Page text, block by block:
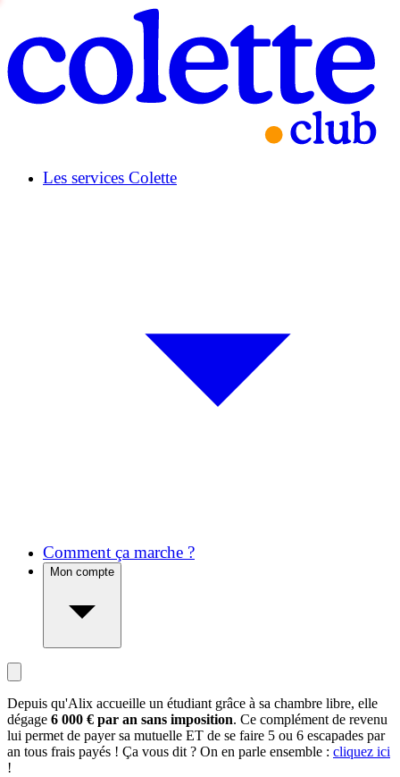
Les services Colette
Comment ça marche ?
Mon compte
Depuis qu'Alix accueille un étudiant grâce à sa chambre libre, elle
dégage 6 000 € par an sans imposition. Ce complément de revenu
lui permet de payer sa mutuelle ET de se faire 5 ou 6 escapades par
an tous frais payés ! Ça vous dit ? On en parle ensemble : cliquez ici
!